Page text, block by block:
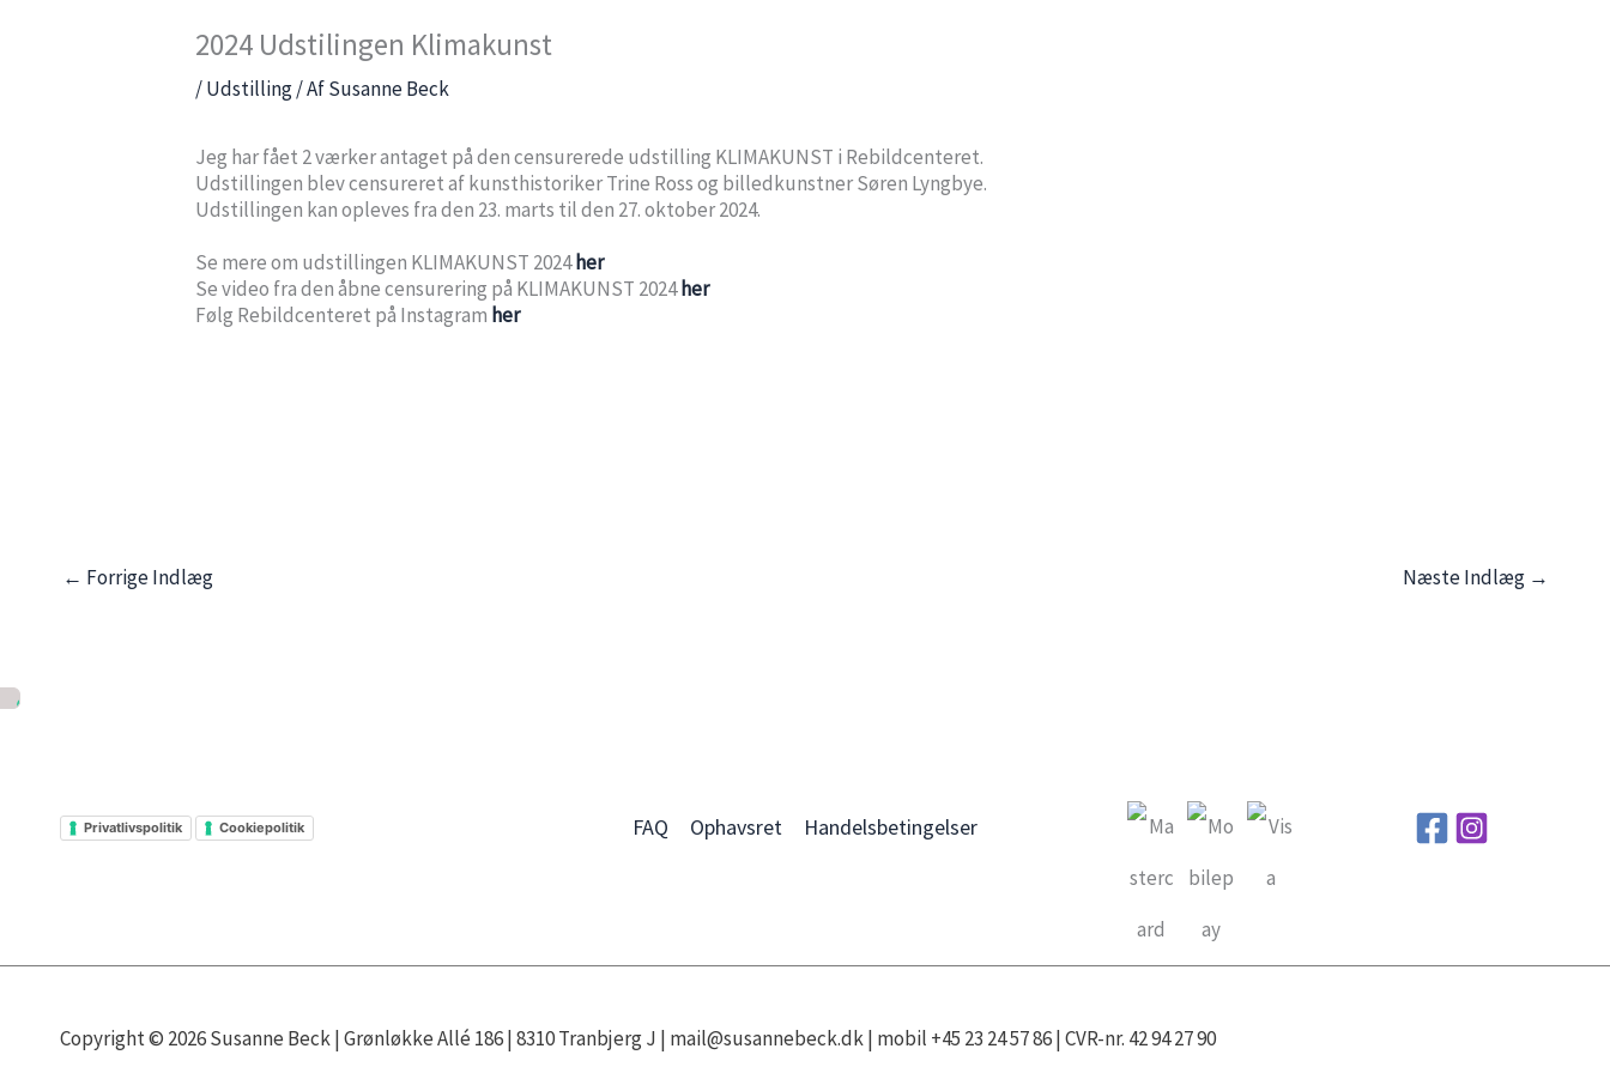
2024 Udstilingen Klimakunst
/Udstilling/ AfSusanne Beck
Jeg har fået 2 værker antaget på den censurerede udstilling KLIMAKUNST i Rebildcenteret.
Udstillingen blev censureret af kunsthistoriker Trine Ross og billedkunstner Søren Lyngbye.
Udstillingen kan opleves fra den 23. marts til den 27. oktober 2024.
Se mere om udstillingen KLIMAKUNST 2024her
Se video fra den åbne censurering på KLIMAKUNST 2024her
Følg Rebildcenteret på Instagram her
← Forrige Indlæg Næste Indlæg →
Privatlivspolitik Cookiepolitik FAQ Ophavsret Handelsbetingelser
Copyright © 2026 Susanne Beck | Grønløkke Allé 186 | 8310 Tranbjerg J | mail@susannebeck.dk | mobil +45 23 24 57 86 | CVR-nr. 42 94 27 90